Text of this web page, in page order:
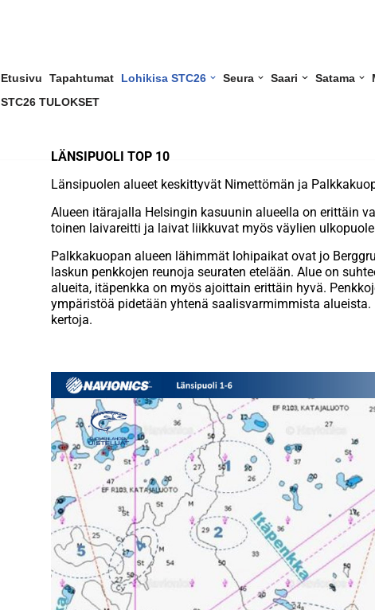
Etusivu Tapahtumat Lohikisa STC26 Seura Saari Satama
STC26 TULOKSET
LÄNSIPUOLI TOP 10
Länsipuolen alueet keskittyvät Nimettömän ja
Alueen itärajalla Helsingin kasuunin alueella on erittäin
toinen laivareitti ja laivat liikkuvat myös väylien
Palkkakuopan alueen lähimmät lohipaikat ovat jo
laskun penkkojen reunoja seuraten etelään. Alue on
alueita, itäpenkka on myös ajoittain erittäin hyvä.
ympäristöä pidetään yhtenä saalisvarmimmista
kertoja.